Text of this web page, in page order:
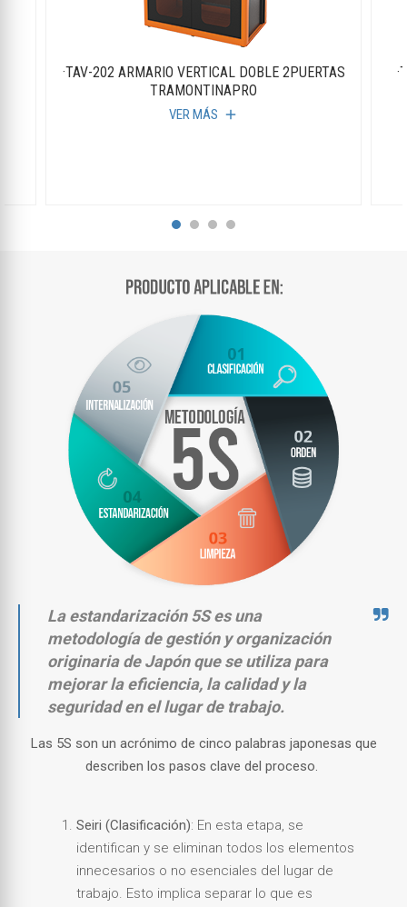
·TAV-202 ARMARIO VERTICAL DOBLE 2PUERTAS
TRAMONTINAPRO
VER MÁS add
La estandarización 5S es una
metodología de gestión y organización
originaria de Japón que se utiliza para
mejorar la eficiencia, la calidad y la
seguridad en el lugar de trabajo.
Las 5S son un acrónimo de cinco palabras japonesas que
describen los pasos clave del proceso.
Seiri (Clasificación): En esta etapa, se
identifican y se eliminan todos los elementos
innecesarios o no esenciales del lugar de
trabajo. Esto implica separar lo que es